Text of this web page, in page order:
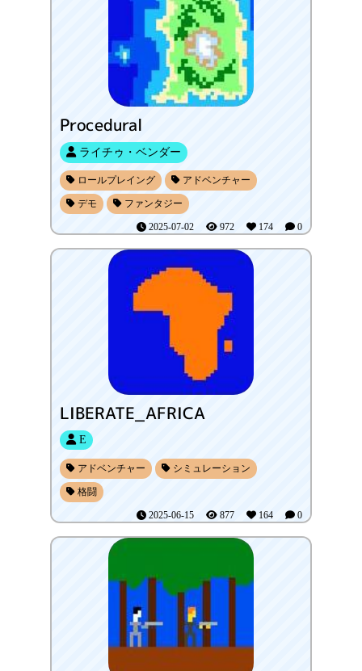
Procedural
ライチゥ・ベンダー
ロールプレイング アドベンチャー
デモ ファンタジー
2025-07-02 972 174 0
LIBERATE_AFRICA
E
アドベンチャー シミュレーション
格闘
2025-06-15 877 164 0